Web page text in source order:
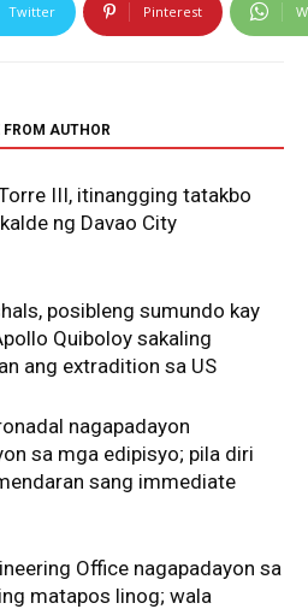
Twitter Pinterest
FROM AUTHOR
III, itinangging tatakbo
ng Davao City
posibleng sumundo kay
Quiboloy sakaling
ang extradition sa US
nagapadayon
sa mga edipisyo; pila diri
sang immediate
Office nagapadayon sa
matapos linog; wala